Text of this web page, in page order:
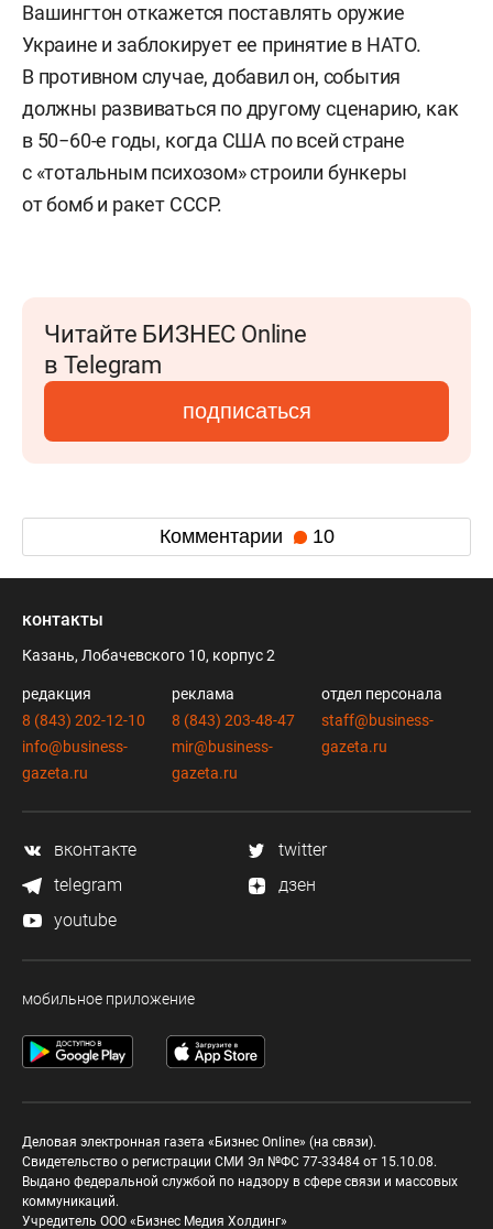
Вашингтон откажется поставлять оружие
Украине и заблокирует ее принятие в НАТО.
В противном случае, добавил он, события
должны развиваться по другому сценарию, как
в 50−60-е годы, когда США по всей стране
с «тотальным психозом» строили бункеры
от бомб и ракет СССР.
Читайте БИЗНЕС Online
в Telegram
подписаться
Комментарии 10
контакты
Казань, Лобачевского 10, корпус 2
редакция
8 (843) 202-12-10
info@business-
gazeta.ru
реклама
8 (843) 203-48-47
mir@business-
gazeta.ru
отдел персонала
staff@business-
gazeta.ru
вконтакте
twitter
telegram
дзен
youtube
мобильное приложение
Деловая электронная газета «Бизнес Online» (на связи).
Свидетельство о регистрации СМИ Эл №ФС 77-33484 от 15.10.08.
Выдано федеральной службой по надзору в сфере связи и массовых
коммуникаций.
Учредитель ООО «Бизнес Медия Холдинг»